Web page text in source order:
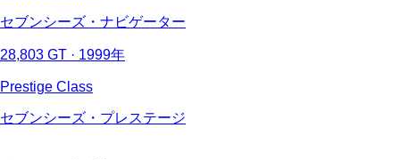
セブンシーズ・ナビゲーター
28,803 GT · 1999年
Prestige Class
セブンシーズ・プレステージ